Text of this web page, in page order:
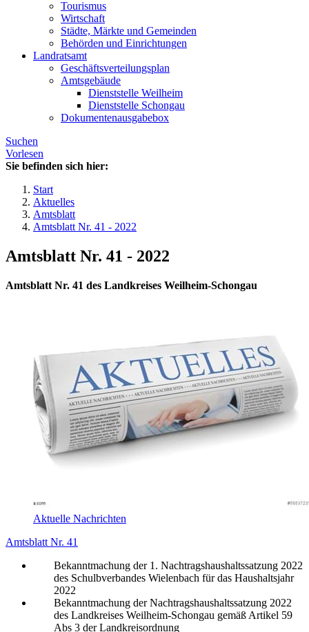
Tourismus
Wirtschaft
Städte, Märkte und Gemeinden
Behörden und Einrichtungen
Landratsamt
Geschäftsverteilungsplan
Amtsgebäude
Dienststelle Weilheim
Dienststelle Schongau
Dokumentenausgabebox
Suchen
Vorlesen
Sie befinden sich hier:
Start
Aktuelles
Amtsblatt
Amtsblatt Nr. 41 - 2022
Amtsblatt Nr. 41 - 2022
Amtsblatt Nr. 41 des Landkreises Weilheim-Schongau
Aktuelle Nachrichten
Amtsblatt Nr. 41
Bekanntmachung der 1. Nachtragshaushaltssatzung 2022
des Schulbverbandes Wielenbach für das Haushaltsjahr
2022
Bekanntmachung der Nachtragshaushaltssatzung 2022
des Landkreises Weilheim-Schongau gemäß Artikel 59
Abs 3 der Landkreisordnung